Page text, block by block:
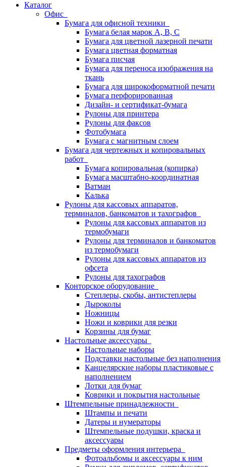
Каталог
Офис
Бумага для офисной техники
Бумага белая марок А, В, С
Бумага для цветной лазерной печати
Бумага цветная форматная
Бумага писчая
Бумага для переноса изображения на
ткань
Бумага для широкоформатной печати
Бумага перфорированная
Дизайн- и сертификат-бумага
Рулоны для принтера
Рулоны для факсов
Фотобумага
Бумага с магнитным слоем
Бумага для чертежных и копировальных
работ
Бумага копировальная (копирка)
Бумага масштабно-координатная
Ватман
Калька
Рулоны для кассовых аппаратов,
терминалов, банкоматов и тахографов
Рулоны для кассовых аппаратов из
термобумаги
Рулоны для терминалов и банкоматов
из термобумаги
Рулоны для кассовых аппаратов из
офсета
Рулоны для тахографов
Конторское оборудование
Степлеры, скобы, антистеплеры
Дыроколы
Ножницы
Ножи и коврики для резки
Корзины для бумаг
Настольные аксессуары
Настольные наборы
Подставки настольные без наполнения
Канцелярские наборы пластиковые с
наполнением
Лотки для бумаг
Коврики и покрытия настольные
Штемпельные принадлежности
Штампы и печати
Датеры и нумераторы
Штемпельные подушки, краска и
аксессуары
Предметы оформления интерьера
Фотоальбомы и аксессуары к ним